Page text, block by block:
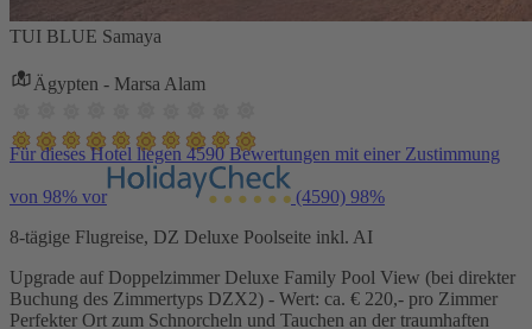
TUI BLUE Samaya
Ägypten - Marsa Alam
Für dieses Hotel liegen 4590 Bewertungen mit einer Zustimmung
von 98% vor (4590) 98%
8-tägige Flugreise, DZ Deluxe Poolseite inkl. AI
Upgrade auf Doppelzimmer Deluxe Family Pool View (bei direkter
Buchung des Zimmertyps DZX2) - Wert: ca. € 220,- pro Zimmer
Perfekter Ort zum Schnorcheln und Tauchen an der traumhaften